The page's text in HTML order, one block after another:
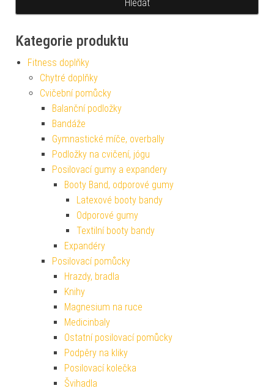
Kategorie produktu
Fitness doplňky
Chytré doplňky
Cvičební pomůcky
Balanční podložky
Bandáže
Gymnastické míče, overbally
Podložky na cvičení, jógu
Posilovací gumy a expandery
Booty Band, odporové gumy
Latexové booty bandy
Odporové gumy
Textilní booty bandy
Expandéry
Posilovací pomůcky
Hrazdy, bradla
Knihy
Magnesium na ruce
Medicinbaly
Ostatní posilovací pomůcky
Podpěry na kliky
Posilovací kolečka
Švihadla